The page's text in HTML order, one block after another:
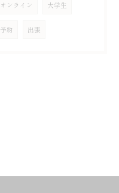
オンライン 大学生
予約 出張